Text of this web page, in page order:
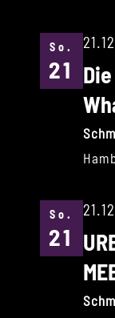
So.
21
So.
21